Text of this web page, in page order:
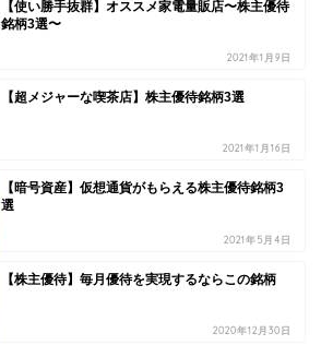
【使い勝手抜群】オススメ家電量販店〜株主優待
銘柄3選〜
2021年1月9日
【超メジャーな喫茶店】株主優待銘柄3選
2021年1月16日
【暗号資産】仮想通貨がもらえる株主優待銘柄3
選
2021年5月4日
【株主優待】毎月優待を実現するならこの銘柄
2020年12月30日